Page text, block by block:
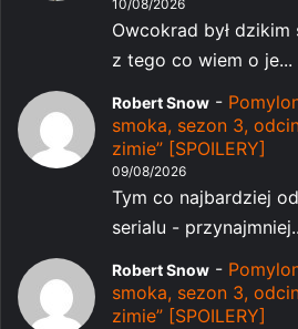
10/08/2026
Owcokrad był
z tego co wiem o je...
Robert Snow -
smoka, sezon 3,
zimie” [SPOILERY]
09/08/2026
Tym co najbardziej
serialu -
Robert Snow -
smoka, sezon 3,
zimie” [SPOILERY]